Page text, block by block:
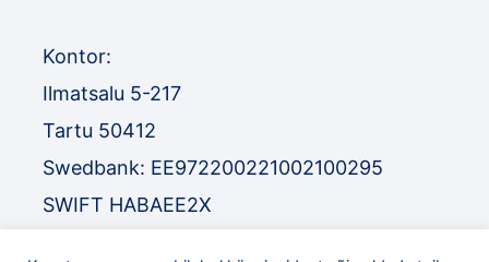
Kontor:
Ilmatsalu 5-217
Tartu 50412
Swedbank: EE972200221002100295
SWIFT HABAEE2X